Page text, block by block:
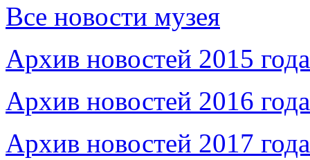
Все новости музея
Архив новостей 2015 года
Архив новостей 2016 года
Архив новостей 2017 года